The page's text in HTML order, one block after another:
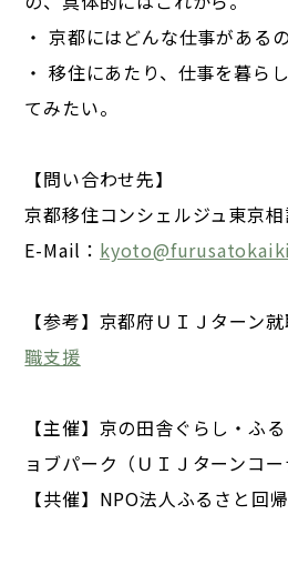
・ 京都にはどんな仕事がある
・ 移住にあたり、仕事を暮ら
てみたい。
【問い合わせ先】
京都移住コンシェルジュ東京
E-Mail：
【参考】京都府ＵＩＪターン
職支援
【主催】京の田舎ぐらし・ふ
ョブパーク（ＵＩＪターンコー
【共催】NPO法人ふるさと回